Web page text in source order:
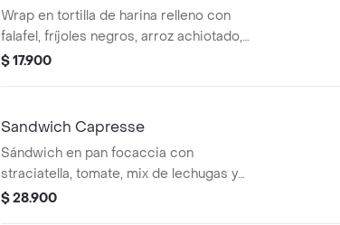
Wrap en tortilla de harina relleno con
falafel, fríjoles negros, arroz achiotado,
queso mozzarella, pico de gallo, lechuga,
$ 17.900
Sandwich Capresse
Sándwich en pan focaccia con
straciatella, tomate, mix de lechugas y
pesto.
$ 28.900